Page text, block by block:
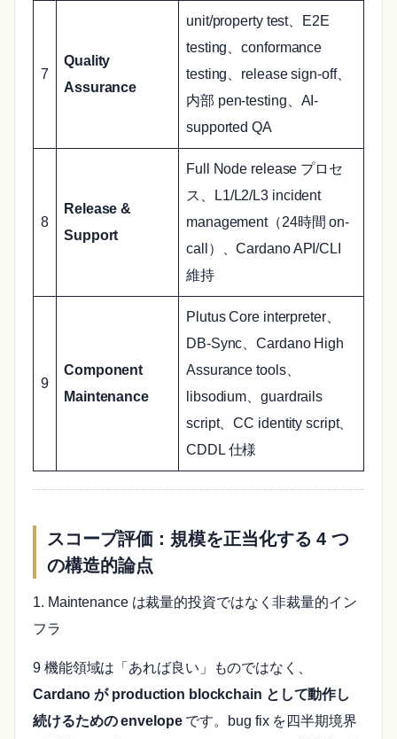
7
Quality
Assurance
unit/property test、E2E
testing、conformance
testing、release sign-off、
内部 pen-testing、AI-
supported QA
8
Release &
Support
Full Node release プロセ
ス、L1/L2/L3 incident
management（24時間 on-
call）、Cardano API/CLI
維持
9
Component
Maintenance
Plutus Core interpreter、
DB-Sync、Cardano High
Assurance tools、
libsodium、guardrails
script、CC identity script、
CDDL 仕様
スコープ評価：規模を正当化する 4 つ
の構造的論点
1. Maintenance は裁量的投資ではなく非裁量的イン
フラ
9 機能領域は「あれば良い」ものではなく、
Cardano が production blockchain として動作し
続けるための envelopeです。bug fix を四半期境界